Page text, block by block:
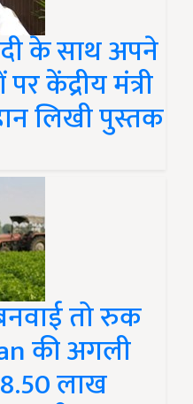
के साथ अपने
केंद्रीय मंत्री
लिखी पुस्तक
तो रुक
की अगली
लाख